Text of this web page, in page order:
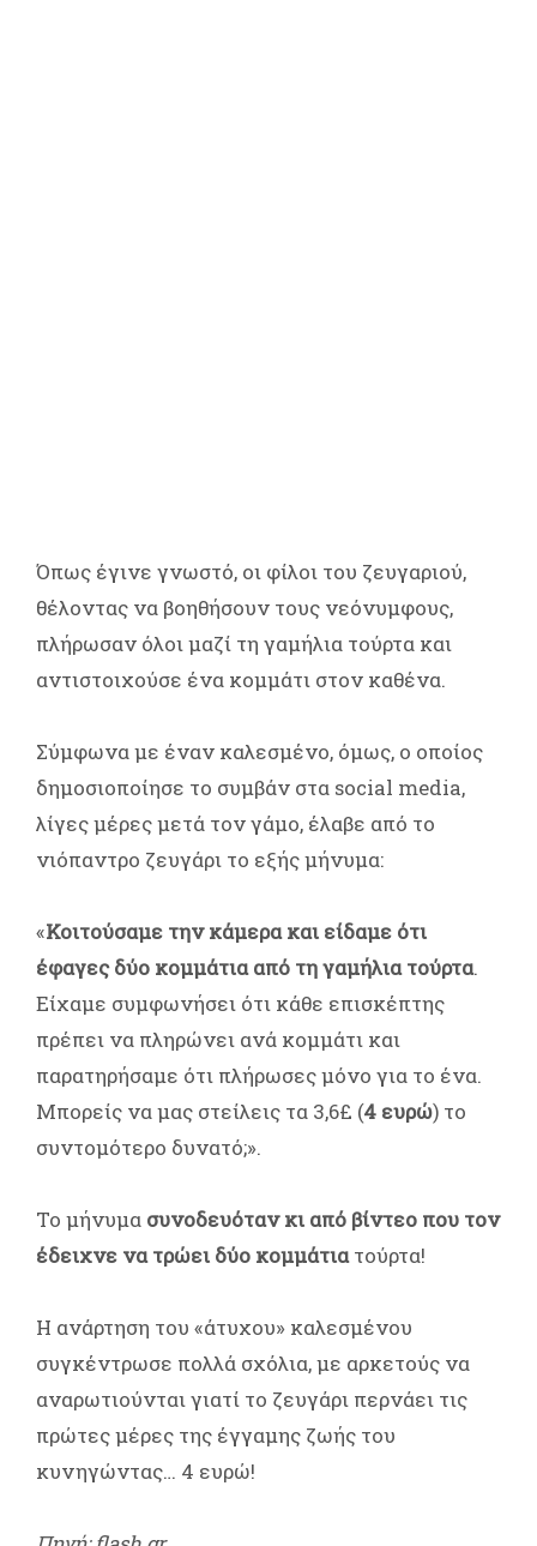
Όπως έγινε γνωστό, οι φίλοι του ζευγαριού,
θέλοντας να βοηθήσουν τους νεόνυμφους,
πλήρωσαν όλοι μαζί τη γαμήλια τούρτα και
αντιστοιχούσε ένα κομμάτι στον καθένα.
Σύμφωνα με έναν καλεσμένο, όμως, ο οποίος
δημοσιοποίησε το συμβάν στα social media,
λίγες μέρες μετά τον γάμο, έλαβε από το
νιόπαντρο ζευγάρι το εξής μήνυμα:
«Κοιτούσαμε την κάμερα και είδαμε ότι
έφαγες δύο κομμάτια από τη γαμήλια τούρτα.
Είχαμε συμφωνήσει ότι κάθε επισκέπτης
πρέπει να πληρώνει ανά κομμάτι και
παρατηρήσαμε ότι πλήρωσες μόνο για το ένα.
Μπορείς να μας στείλεις τα 3,6£ (4 ευρώ) το
συντομότερο δυνατό;».
Το μήνυμα συνοδευόταν κι από βίντεο που τον
έδειχνε να τρώει δύο κομμάτιατούρτα!
Η ανάρτηση του «άτυχου» καλεσμένου
συγκέντρωσε πολλά σχόλια, με αρκετούς να
αναρωτιούνται γιατί το ζευγάρι περνάει τις
πρώτες μέρες της έγγαμης ζωής του
κυνηγώντας… 4 ευρώ!